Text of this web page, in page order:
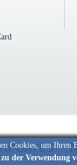
Cookies, um Ihren
der Verwendung